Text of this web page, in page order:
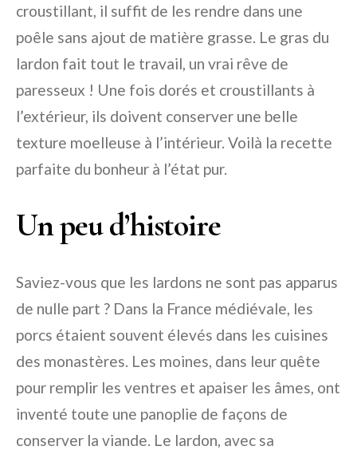
croustillant, il suffit de les rendre dans une
poêle sans ajout de matière grasse. Le gras du
lardon fait tout le travail, un vrai rêve de
paresseux ! Une fois dorés et croustillants à
l’extérieur, ils doivent conserver une belle
texture moelleuse à l’intérieur. Voilà la recette
parfaite du bonheur à l’état pur.
Un peu d’histoire
Saviez-vous que les lardons ne sont pas apparus
de nulle part ? Dans la France médiévale, les
porcs étaient souvent élevés dans les cuisines
des monastères. Les moines, dans leur quête
pour remplir les ventres et apaiser les âmes, ont
inventé toute une panoplie de façons de
conserver la viande. Le lardon, avec sa